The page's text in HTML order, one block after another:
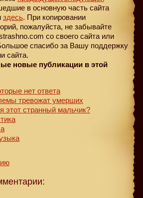
в основную часть сайта
здесь. При копировании
пожалуйста, не забывайте
со своего сайта или
спасибо за Вашу поддержку
сайта.
новые публикации в этой
нет ответа
тревожат умерших
этот странный мальчик?